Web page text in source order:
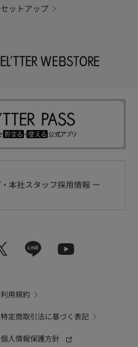
セットアップ
利用規約
特定商取引法に基づく表記
個人情報保護方針